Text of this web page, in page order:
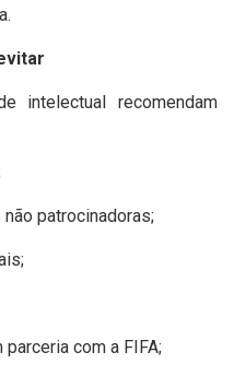
intelectual recomendam
patrocinadoras;
com a FIFA;